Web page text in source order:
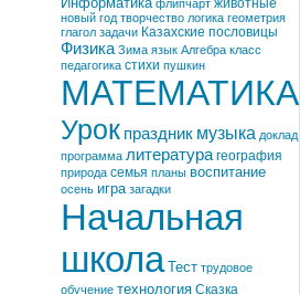
флипчарт животные
новый год творчество логика геометрия
глагол задачи Казахские пословицы
Физика Зима язык Алгебра класс
педагогика стихи пушкин
МАТЕМАТИКА
Урок праздник музыка доклад
программа литература география
природа семья планы воспитание
осень игра загадки
Начальная
школа Тест трудовое
обучение технология Сказка